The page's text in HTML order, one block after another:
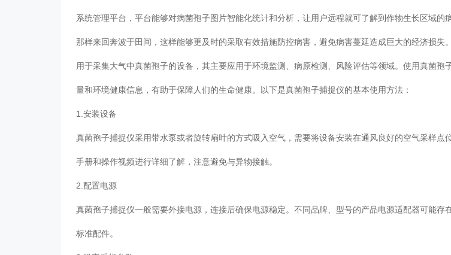
系统管理平台，平台能够对病菌孢子图片智能化统计和分析，让用户远程就可了解到作物生长区域的
那样来回奔波于田间，这样能够更及时的采取有效措施防控病害，避免病害蔓延造成巨大的经济损失
用于采集大气中真菌孢子的设备，其主要应用于环境监测、病原检测、风险评估等领域。使用真菌孢
量和环境健康信息，有助于保障人们的生命健康。以下是真菌孢子捕捉仪的基本使用方法：
1.安装设备
真菌孢子捕捉仪采用带水泵或者旋转扇叶的方式吸入空气，需要将设备安装在通风良好的空气采样点
手册和操作视频进行详细了解，注意避免与异物接触。
2.配置电源
真菌孢子捕捉仪一般需要外接电源，连接后确保电源稳定。不同品牌、型号的产品电源适配器可能存
标准配件。